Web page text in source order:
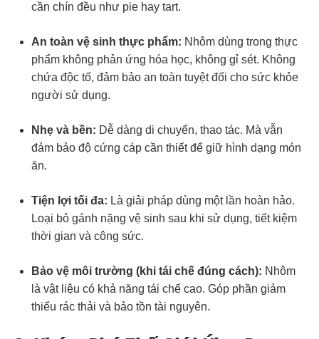
cần chín đều như pie hay tart.
An toàn vệ sinh thực phẩm: Nhôm dùng trong thực
phẩm không phản ứng hóa học, không gỉ sét. Không
chứa độc tố, đảm bảo an toàn tuyệt đối cho sức khỏe
người sử dụng.
Nhẹ và bền: Dễ dàng di chuyển, thao tác. Mà vẫn
đảm bảo độ cứng cáp cần thiết để giữ hình dạng món
ăn.
Tiện lợi tối đa: Là giải pháp dùng một lần hoàn hảo.
Loại bỏ gánh nặng vệ sinh sau khi sử dụng, tiết kiệm
thời gian và công sức.
Bảo vệ môi trường (khi tái chế đúng cách): Nhôm
là vật liệu có khả năng tái chế cao. Góp phần giảm
thiểu rác thải và bảo tồn tài nguyên.